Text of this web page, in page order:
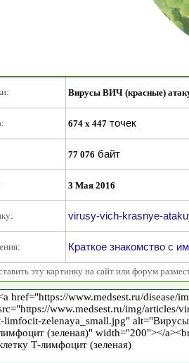
Вирусы ВИЧ (красные)
674 x 447 точек
77 076 байт
3 Мая 2016
virusy-vich-krasnye-
Краткое знакомство с
эту картинку на сайт или форум